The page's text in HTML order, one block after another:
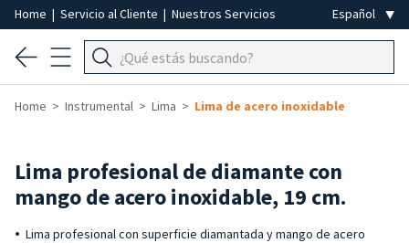
Home | Servicio al Cliente | Nuestros Servicios
Home Instrumental Lima Lima de acero inoxidable
Lima profesional de diamante con
mango de acero inoxidable, 19 cm.
Lima profesional con superficie diamantada y mango de acero